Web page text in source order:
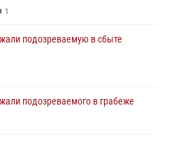
1
подозреваемую в сбыте
подозреваемого в грабеже